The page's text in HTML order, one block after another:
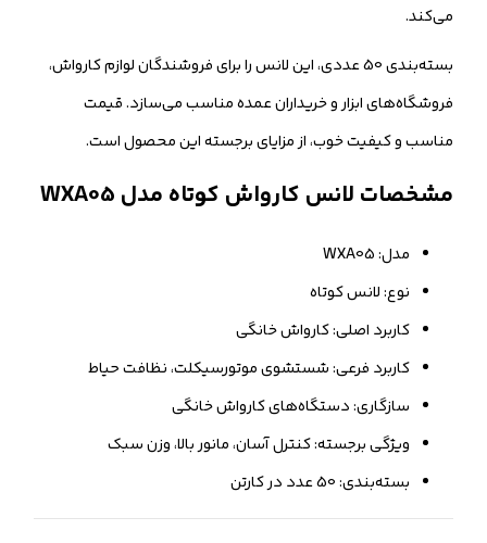
می‌کند.
بسته‌بندی 50 عددی، این لانس را برای فروشندگان لوازم کارواش،
فروشگاه‌های ابزار و خریداران عمده مناسب می‌سازد. قیمت
مناسب و کیفیت خوب، از مزایای برجسته این محصول است.
مشخصات لانس کارواش کوتاه مدل WXA05
مدل: WXA05
نوع: لانس کوتاه
کاربرد اصلی: کارواش خانگی
کاربرد فرعی: شستشوی موتورسیکلت، نظافت حیاط
سازگاری: دستگاه‌های کارواش خانگی
ویژگی برجسته: کنترل آسان، مانور بالا، وزن سبک
بسته‌بندی: 50 عدد در کارتن